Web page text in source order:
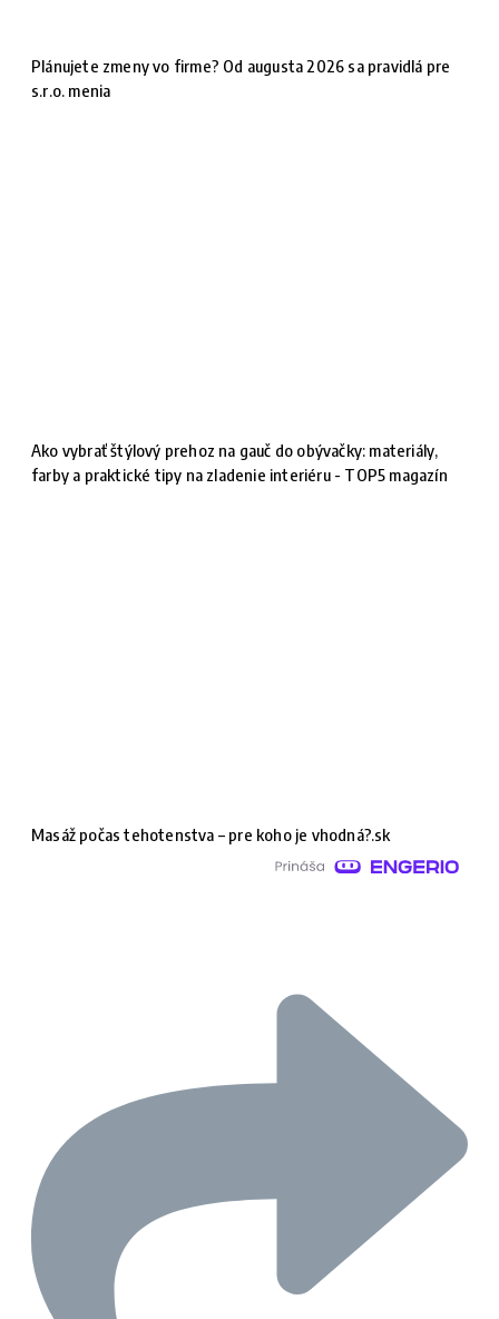
Plánujete zmeny vo firme? Od augusta 2026 sa pravidlá pre
s.r.o. menia
Ako vybrať štýlový prehoz na gauč do obývačky: materiály,
farby a praktické tipy na zladenie interiéru - TOP5 magazín
Masáž počas tehotenstva – pre koho je vhodná?.sk